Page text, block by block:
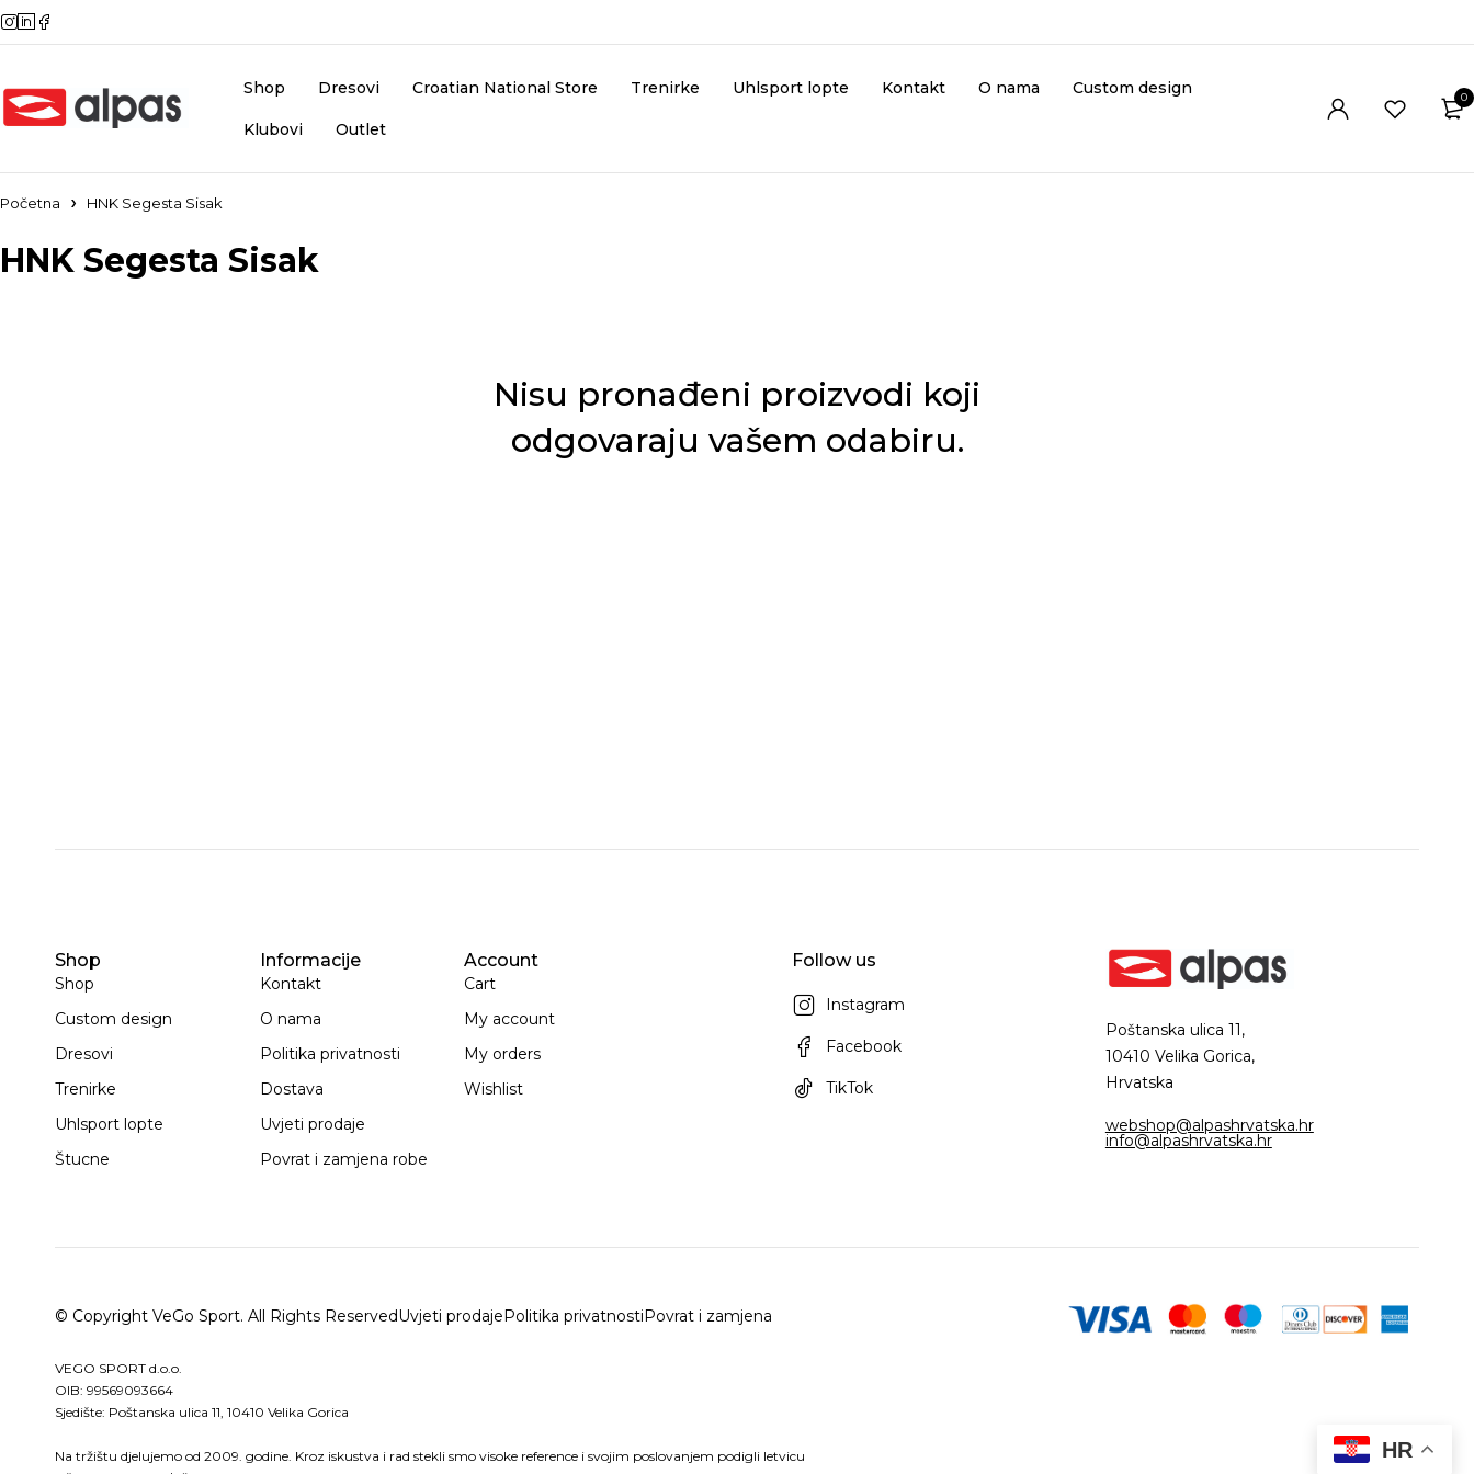
Shop Dresovi Croatian National Store Trenirke Uhlsport lopte Kontakt O nama Custom design
Klubovi Outlet
0
Početna HNK Segesta Sisak
HNK Segesta Sisak
Nisu pronađeni proizvodi koji
odgovaraju vašem odabiru.
Shop
Shop
Custom design
Dresovi
Trenirke
Uhlsport lopte
Štucne
Informacije
Kontakt
O nama
Politika privatnosti
Dostava
Uvjeti prodaje
Povrat i zamjena robe
Account
Cart
My account
My orders
Wishlist
Follow us
Instagram
Facebook
TikTok
Poštanska ulica 11,
10410 Velika Gorica,
Hrvatska
webshop@alpashrvatska.hr
info@alpashrvatska.hr
© Copyright VeGo Sport. All Rights ReservedUvjeti prodajePolitika privatnostiPovrat i zamjena
VEGO SPORT d.o.o.
OIB: 99569093664
Sjedište: Poštanska ulica 11, 10410 Velika Gorica
Na tržištu djelujemo od 2009. godine. Kroz iskustva i rad stekli smo visoke reference i svojim poslovanjem podigli letvicu
HR